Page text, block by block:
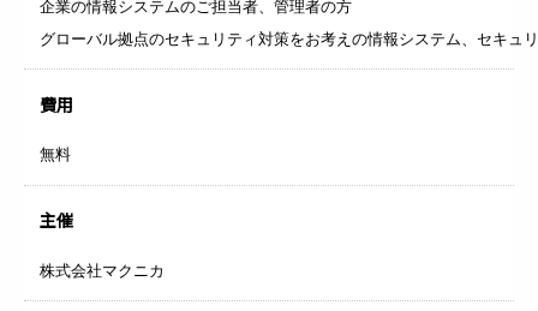
企業の情報システムのご担当者、管理者の方
グローバル拠点のセキュリティ対策をお考えの情報システム、セキュ
費用
無料
主催
株式会社マクニカ